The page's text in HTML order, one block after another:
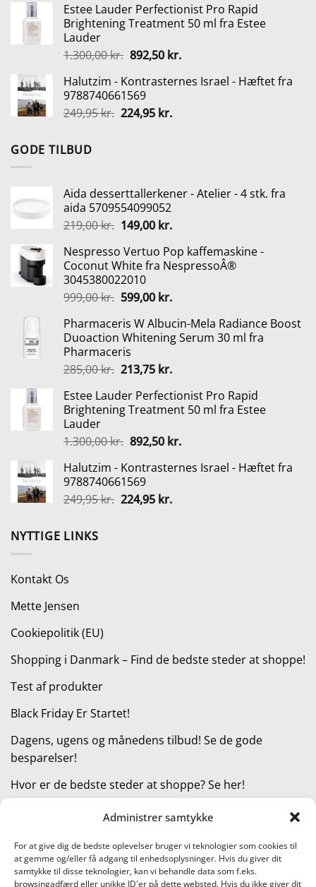
Administrer samtykke
For at give dig de bedste oplevelser bruger vi teknologier som cookies til
at gemme og/eller få adgang til enhedsoplysninger. Hvis du giver dit
samtykke til disse teknologier, kan vi behandle data som f.eks.
browsingadfærd eller unikke ID'er på dette websted. Hvis du ikke giver dit
pris
var:
pris
er:
Estee Lauder Perfectionist Pro Rapid
Brightening Treatment 50 ml fra Estee
Lauder
1.300,00kr. Den
pris
var:
1.300,00 kr..
892,50 kr.Den
pris
Halutzim - Kontrasternes Israel - Hæftet fra
9788740661569
249,95kr. Den
224,95 kr.Den
GODE TILBUD
Aida desserttallerkener - Atelier - 4 stk. fra
aida 5709554099052
219,00kr. Den
pris
var:
219,00 kr..
149,00 kr.Den
pris
er:
Nespresso Vertuo Pop kaffemaskine -
Coconut White fra NespressoÂ®
3045380022010
999,00kr. Den
pris
var:
999,00 kr..
599,00 kr.Den
pris
er:
Pharmaceris W Albucin-Mela Radiance Boost
Duoaction Whitening Serum 30 ml fra
Pharmaceris
285,00kr. Den
pris
var:
213,75 kr.Den
pris
er:
Estee Lauder Perfectionist Pro Rapid
Brightening Treatment 50 ml fra Estee
Lauder
1.300,00kr. Den
pris
var:
1.300,00 kr..
892,50 kr.Den
pris
Halutzim - Kontrasternes Israel - Hæftet fra
9788740661569
249,95kr. Den
224,95 kr.Den
NYTTIGE LINKS
Kontakt Os
Mette Jensen
Cookiepolitik (EU)
Shopping i Danmark – Find de bedste steder at shoppe!
Test af produkter
Black Friday Er Startet!
Dagens, ugens og månedens tilbud! Se de gode
besparelser!
Hvor er de bedste steder at shoppe? Se her!
Kategorier